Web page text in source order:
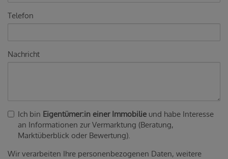
Telefon
Nachricht
Ich bin Eigentümer:in einer Immobilie und habe Interesse
an Informationen zur Vermarktung (Beratung,
Marktüberblick oder Bewertung).
Wir verarbeiten Ihre personenbezogenen Daten, weitere